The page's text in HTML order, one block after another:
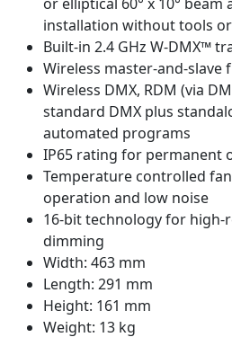
installation without tools
Built-in 2.4 GHz W-DMX™
Wireless master-and-slave
Wireless DMX, RDM (via
standard DMX plus
automated programs
IP65 rating for permanent
Temperature controlled
operation and low noise
16-bit technology for
dimming
Width: 463 mm
Length: 291 mm
Height: 161 mm
Weight: 13 kg